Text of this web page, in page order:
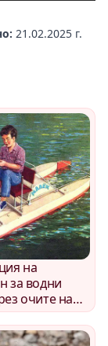
21.02.2025 г.
на
за водни
очите на